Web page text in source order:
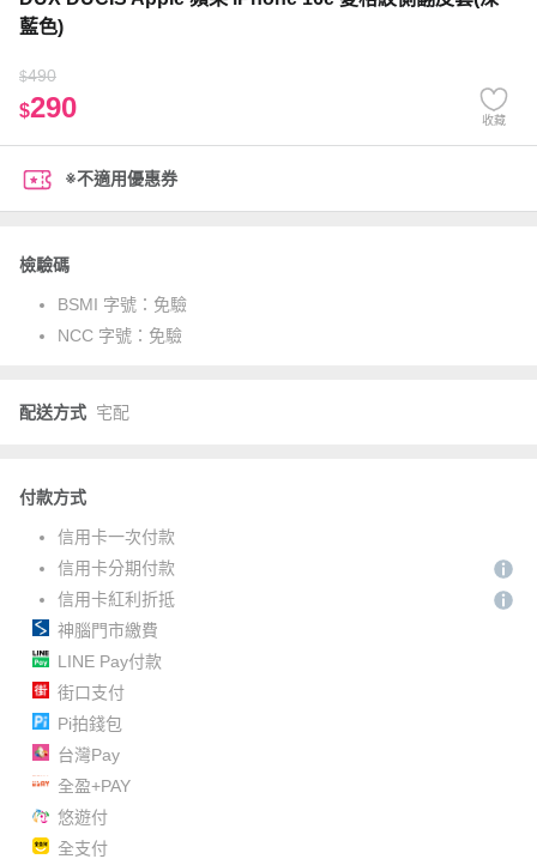
藍色)
$490
$290 收藏
※不適用優惠券
檢驗碼
BSMI 字號： 免驗
NCC 字號： 免驗
配送方式 宅配
付款方式
信用卡一次付款
信用卡分期付款
信用卡紅利折抵
神腦門市繳費
LINE Pay付款
街口支付
Pi拍錢包
台灣Pay
全盈+PAY
悠遊付
全支付